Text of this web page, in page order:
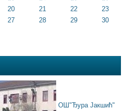
20 21 22
23
27 28 29
30
ОШ"Ђура Јакшић"